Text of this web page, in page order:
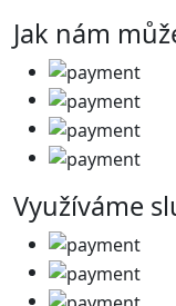
Jak nám
Využíváme